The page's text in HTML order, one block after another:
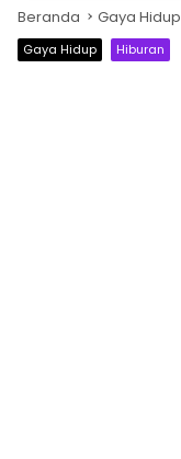
Beranda Gaya Hidup
Gaya Hidup Hiburan